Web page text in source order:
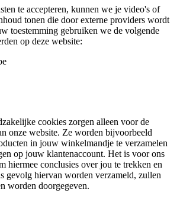
te accepteren, kunnen we je video's of
tonen die door externe providers wordt
toestemming gebruiken we de volgende
op deze website:
cookies zorgen alleen voor de
onze website. Ze worden bijvoorbeeld
in jouw winkelmandje te verzamelen
op jouw klantenaccount. Het is voor ons
hiermee conclusies over jou te trekken en
gevolg hiervan worden verzameld, zullen
worden doorgegeven.